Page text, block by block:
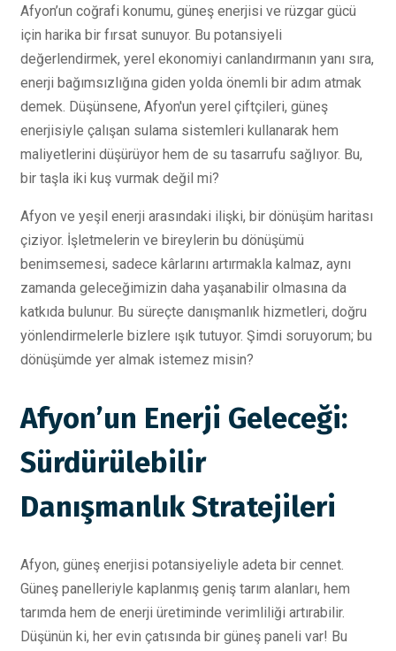
Afyon’un coğrafi konumu, güneş enerjisi ve rüzgar gücü
için harika bir fırsat sunuyor. Bu potansiyeli
değerlendirmek, yerel ekonomiyi canlandırmanın yanı sıra,
enerji bağımsızlığına giden yolda önemli bir adım atmak
demek. Düşünsene, Afyon'un yerel çiftçileri, güneş
enerjisiyle çalışan sulama sistemleri kullanarak hem
maliyetlerini düşürüyor hem de su tasarrufu sağlıyor. Bu,
bir taşla iki kuş vurmak değil mi?
Afyon ve yeşil enerji arasındaki ilişki, bir dönüşüm haritası
çiziyor. İşletmelerin ve bireylerin bu dönüşümü
benimsemesi, sadece kârlarını artırmakla kalmaz, aynı
zamanda geleceğimizin daha yaşanabilir olmasına da
katkıda bulunur. Bu süreçte danışmanlık hizmetleri, doğru
yönlendirmelerle bizlere ışık tutuyor. Şimdi soruyorum; bu
dönüşümde yer almak istemez misin?
Afyon’un Enerji Geleceği:
Sürdürülebilir
Danışmanlık Stratejileri
Afyon, güneş enerjisi potansiyeliyle adeta bir cennet.
Güneş panelleriyle kaplanmış geniş tarım alanları, hem
tarımda hem de enerji üretiminde verimliliği artırabilir.
Düşünün ki, her evin çatısında bir güneş paneli var! Bu